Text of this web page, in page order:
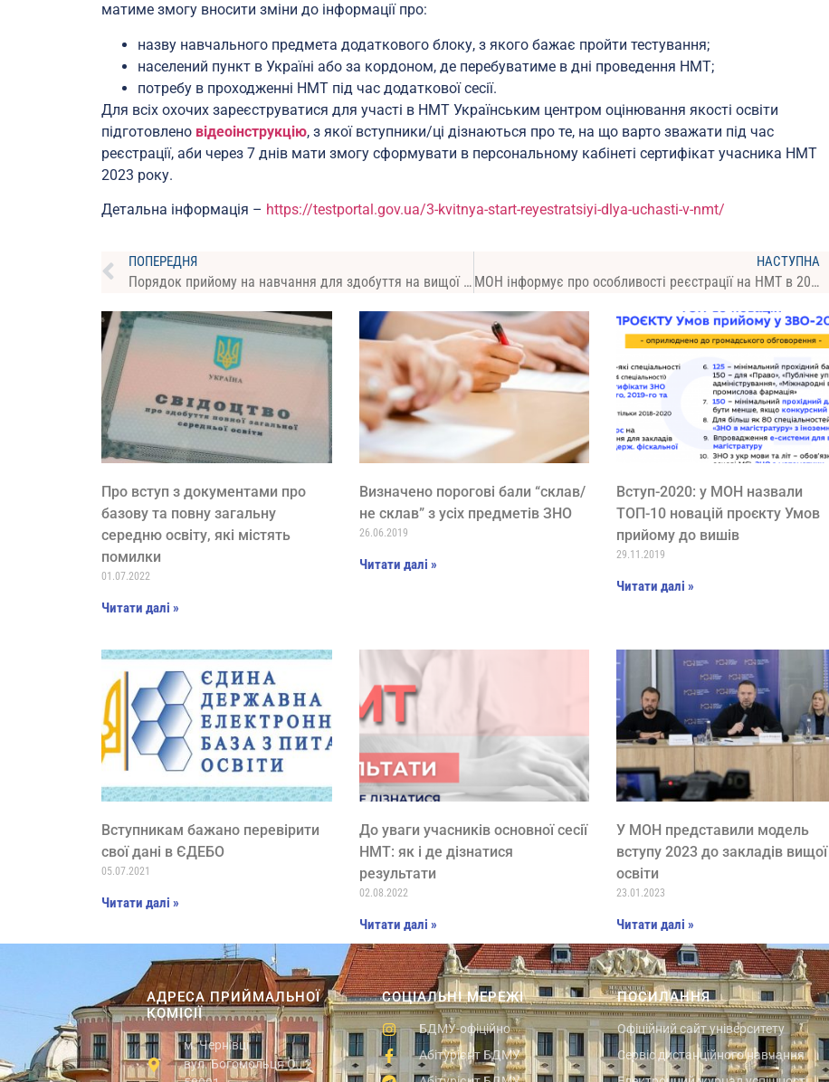
матиме змогу вносити зміни до інформації про:
назву навчального предмета додаткового блоку, з якого бажає пройти тестування;
населений пункт в Україні або за кордоном, де перебуватиме в дні проведення НМТ;
потребу в проходженні НМТ під час додаткової сесії.
Для всіх охочих зареєструватися для участі в НМТ Українським центром оцінювання якості освіти
підготовлено відеоінструкцію, з якої вступники/ці дізнаються про те, на що варто зважати під час
реєстрації, аби через 7 днів мати змогу сформувати в персональному кабінеті сертифікат учасника НМТ
2023 року.
Детальна інформація – https://testportal.gov.ua/3-kvitnya-start-reyestratsiyi-dlya-uchasti-v-nmt/
ПОПЕРЕДНЯ
Порядок прийому на навчання для здобуття на вищої освіти – 2023: основні тези
НАСТУПНА
МОН інформує про особливості реєстрації на НМТ в 2023 році
Про вступ з документами про
базову та повну загальну
середню освіту, які містять
помилки
01.07.2022
Читати далі »
Визначено порогові бали “склав/
не склав” з усіх предметів ЗНО
26.06.2019
Читати далі »
Вступ-2020: у МОН назвали
ТОП-10 новацій проєкту Умов
прийому до вишів
29.11.2019
Читати далі »
Вступникам бажано перевірити
свої дані в ЄДЕБО
05.07.2021
Читати далі »
До уваги учасників основної сесії
НМТ: як і де дізнатися
результати
02.08.2022
Читати далі »
У МОН представили модель
вступу 2023 до закладів вищої
освіти
23.01.2023
Читати далі »
АДРЕСА ПРИЙМАЛЬНОЇ
КОМІСІЇ
м. Чернівці
вул. Богомольця О., 2
СОЦІАЛЬНІ МЕРЕЖІ
БДМУ-офіційно
Абітурієнт БДМУ
ПОСИЛАННЯ
Офіційний сайт університету
Сервіс дистанційного навчання